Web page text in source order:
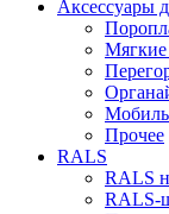
Аксессуары
Мягкие
Прочее
RALS
RALS
RALS-